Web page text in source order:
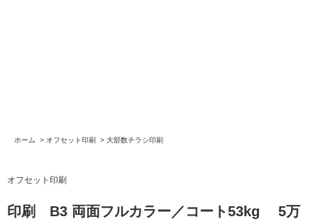
ホーム > オフセット印刷 > 大部数チラシ印刷
オフセット印刷
印刷 B3 両面フルカラー／コート53kg 5万